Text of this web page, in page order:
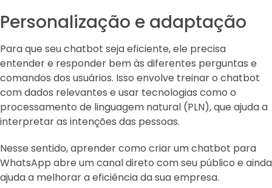
Personalização e adaptação
Para que seu chatbot seja eficiente, ele precisa
entender e responder bem às diferentes perguntas e
comandos dos usuários. Isso envolve treinar o chatbot
com dados relevantes e usar tecnologias como o
processamento de linguagem natural (PLN), que ajuda a
interpretar as intenções das pessoas.
Nesse sentido, aprender como criar um chatbot para
WhatsApp abre um canal direto com seu público e ainda
ajuda a melhorar a eficiência da sua empresa.